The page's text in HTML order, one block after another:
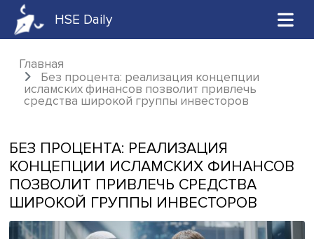
HSE Daily
Главная
Без процента: реализация концепции
исламских финансов позволит привлечь
БЕЗ ПРОЦЕНТА: РЕАЛИЗАЦИЯ
КОНЦЕПЦИИ ИСЛАМСКИХ
ПОЗВОЛИТ ПРИВЛЕЧЬ СРЕДСТВА
ШИРОКОЙ ГРУППЫ ИНВЕСТОРОВ